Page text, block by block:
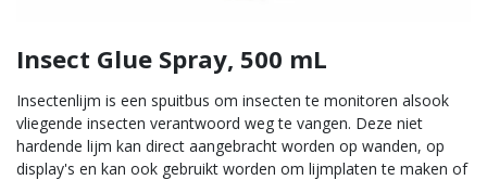
Insect Glue Spray, 500 mL
Insectenlijm is een spuitbus om insecten te monitoren alsook
vliegende insecten verantwoord weg te vangen. Deze niet
hardende lijm kan direct aangebracht worden op wanden, op
display's en kan ook gebruikt worden om lijmplaten te maken of